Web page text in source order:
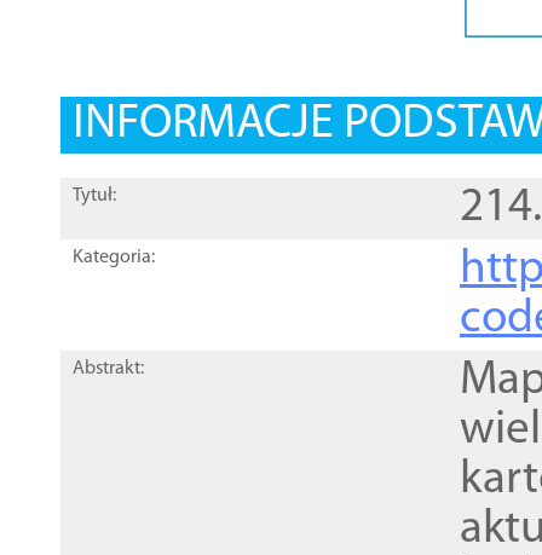
INFORMACJE
Tytuł:
Kategoria:
Abstrakt: